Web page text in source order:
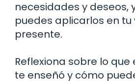
necesidades y deseos,
puedes aplicarlos en
presente.
Reflexiona sobre lo que
te enseñó y cómo